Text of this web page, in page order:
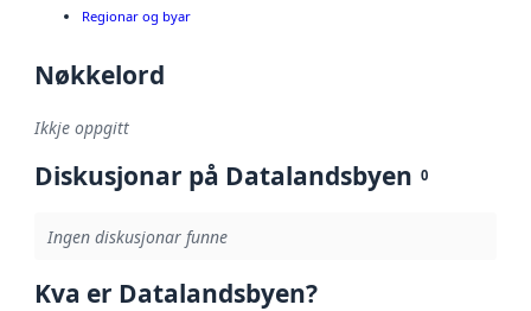
Regionar og byar
Nøkkelord
Ikkje oppgitt
Diskusjonar på Datalandsbyen 0
Ingen diskusjonar funne
Kva er Datalandsbyen?